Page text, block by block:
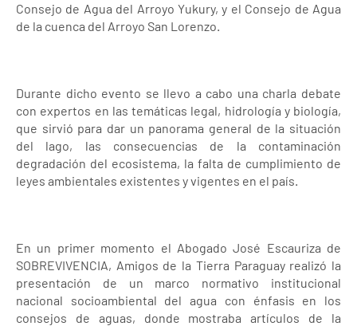
Consejo de Agua del Arroyo Yukury, y el Consejo de Agua
de la cuenca del Arroyo San Lorenzo.
Durante dicho evento se llevo a cabo una charla debate
con expertos en las temáticas legal, hidrología y biología,
que sirvió para dar un panorama general de la situación
del lago, las consecuencias de la contaminación
degradación del ecosistema, la falta de cumplimiento de
leyes ambientales existentes y vigentes en el país.
En un primer momento el Abogado José Escauriza de
SOBREVIVENCIA, Amigos de la Tierra Paraguay realizó la
presentación de un marco normativo institucional
nacional socioambiental del agua con énfasis en los
consejos de aguas, donde mostraba artículos de la